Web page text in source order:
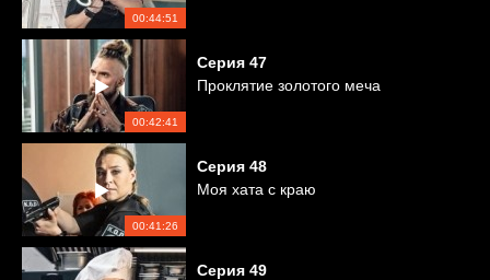
00:44:51
00:42:41
Серия 47
Проклятие золотого меча
00:41:26
Серия 48
Моя хата с краю
Серия 49